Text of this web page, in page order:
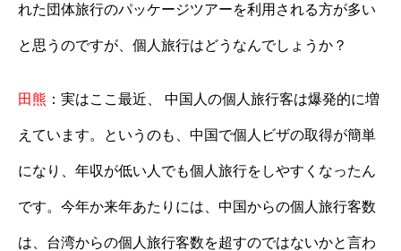
れた団体旅行のパッケージツアーを利用される方が多い
と思うのですが、個人旅行はどうなんでしょうか？
田熊 ：実はここ最近、 中国人の個人旅行客は爆発的に増
えています。というのも、中国で個人ビザの取得が簡単
になり、年収が低い人でも個人旅行をしやすくなったん
です。今年か来年あたりには、中国からの個人旅行客数
は、台湾からの個人旅行客数を超すのではないかと言わ